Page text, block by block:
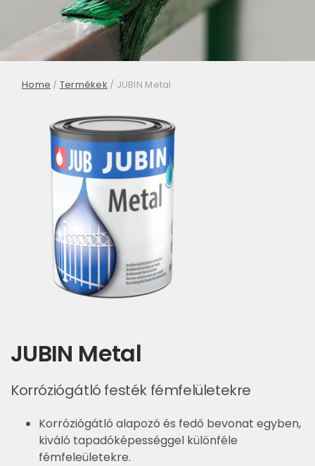
Home / Termékek / JUBIN Metal
JUBIN Metal
Korróziógátló festék fémfelületekre
Korróziógátló alapozó és fedő bevonat egyben,
kiváló tapadóképességgel különféle
fémfeleületekre.